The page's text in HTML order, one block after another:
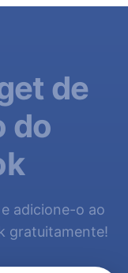
de
do
adicione-o ao
gratuitamente!